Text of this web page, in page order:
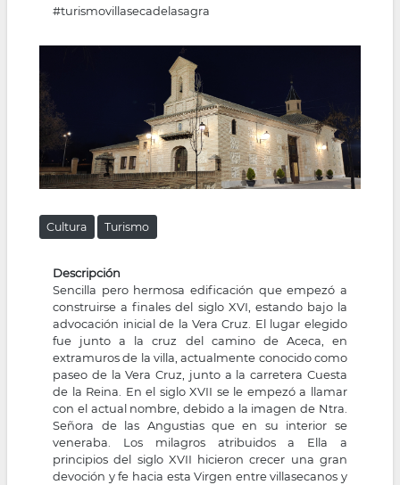
#turismovillasecadelasagra
Cultura Turismo
Descripción
Sencilla pero hermosa edificación que empezó a
construirse a finales del siglo XVI, estando bajo la
advocación inicial de la Vera Cruz. El lugar elegido
fue junto a la cruz del camino de Aceca, en
extramuros de la villa, actualmente conocido como
paseo de la Vera Cruz, junto a la carretera Cuesta
de la Reina. En el siglo XVII se le empezó a llamar
con el actual nombre, debido a la imagen de Ntra.
Señora de las Angustias que en su interior se
veneraba. Los milagros atribuidos a Ella a
principios del siglo XVII hicieron crecer una gran
devoción y fe hacia esta Virgen entre villasecanos y